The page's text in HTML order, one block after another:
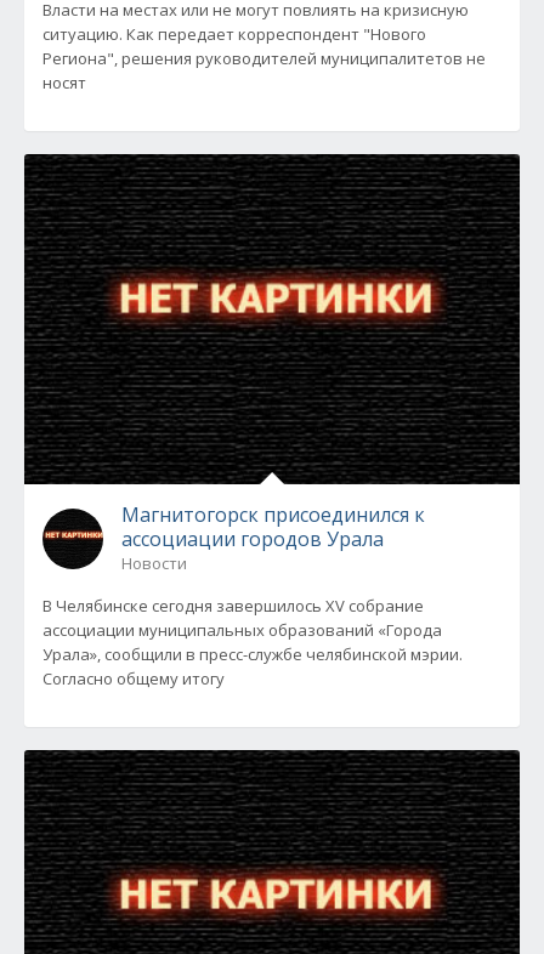
Власти на местах или не могут повлиять на кризисную
ситуацию. Как передает корреспондент "Нового
Региона", решения руководителей муниципалитетов не
носят
Магнитогорск присоединился к
ассоциации городов Урала
Новости
В Челябинске сегодня завершилось XV собрание
ассоциации муниципальных образований «Города
Урала», сообщили в пресс-службе челябинской мэрии.
Согласно общему итогу